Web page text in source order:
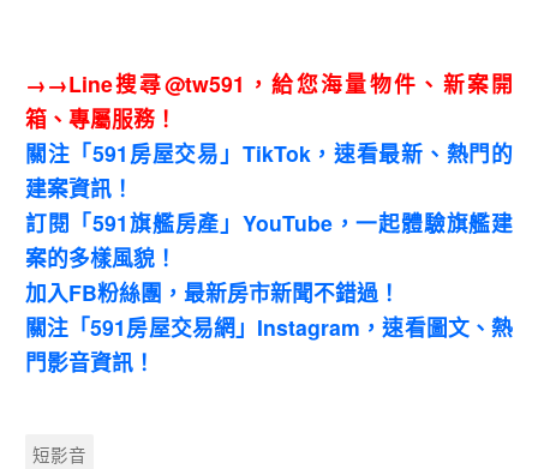
→→Line搜尋@tw591，給您海量物件、新案開
箱、專屬服務！
關注「591房屋交易」TikTok，速看最新、熱門的
建案資訊！
訂閱「591旗艦房產」YouTube，一起體驗旗艦建
案的多樣風貌！
加入FB粉絲團，最新房市新聞不錯過！
關注「591房屋交易網」Instagram，速看圖文、熱
門影音資訊！
短影音